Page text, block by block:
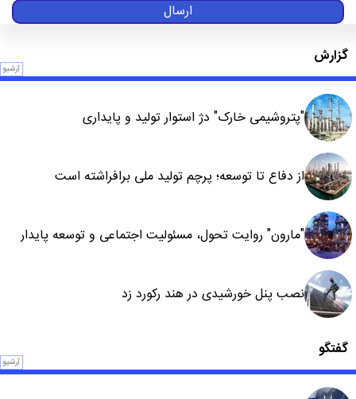
ارسال
گزارش
آرشیو
"پتروشیمی خارک" دژ استوار تولید و پایداری
از دفاع تا توسعه؛ پرچم تولید ملی برافراشته است
"مارون" روایت تحول، مسئولیت اجتماعی و توسعه پایدار
نصب پنل خورشیدی در هند رکورد زد
گفتگو
آرشیو